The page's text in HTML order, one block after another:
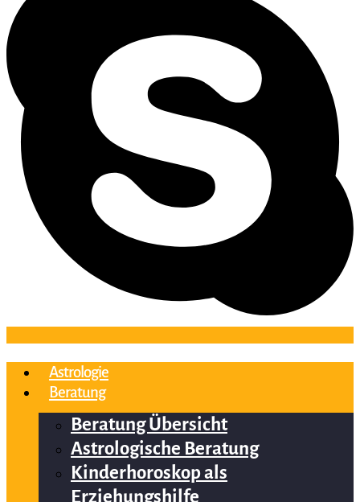
Astrologie
Beratung
Beratung Übersicht
Astrologische Beratung
Kinderhoroskop als
Erziehungshilfe